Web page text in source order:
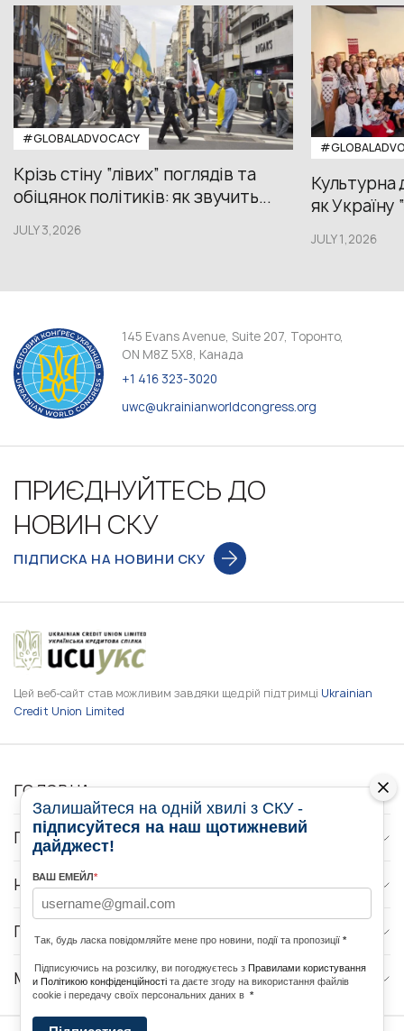
#GLOBALADVOCACY
Крізь стіну “лівих” поглядів та
обіцянок політиків: як звучить...
JULY 3,2026
Культурна
як
JULY 1,2026
145 Evans Avenue, Suite 207, Торонто,
ON M8Z 5X8, Канада
+1 416 323-3020
uwc@ukrainianworldcongress.org
ПРИЄДНУЙТЕСЬ ДО
НОВИН СКУ
ПІДПИСКА НА НОВИНИ СКУ
Цей веб-сайт став можливим завдяки щедрій підтримці Ukrainian
Credit Union Limited
ГОЛОВНА
ПРО НАС
НОВИНИ
ПРОГРАМИ
МЕДІА КОНТАКТИ
Залишайтеся на одній хвилі з СКУ -
підписуйтеся на наш щотижневий
дайджест!
ВАШ ЕМЕЙЛ*
Так, будь ласка повідомляйте мене про новини, події та пропозиції *
Підписуючись на розсилку, ви погоджуєтесь з Правилами користування
и Політикою конфіденційності та даєте згоду на використання файлів
cookie і передачу своїх персональних даних в *